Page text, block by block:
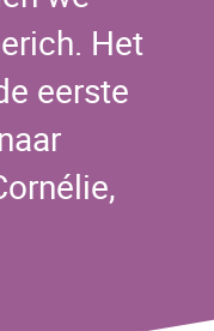
Het
eerste